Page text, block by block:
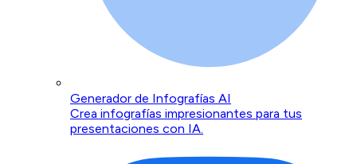
Generador de Infografías AI
Crea infografías impresionantes para tus
presentaciones con IA.